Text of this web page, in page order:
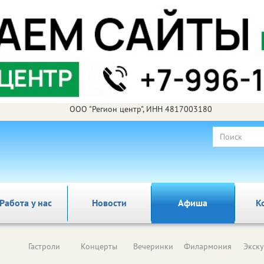
ООО "Регион центр", ИНН 4817003180
у нас Новости Афиша
Гастроли Концерты Вечеринки Филармония